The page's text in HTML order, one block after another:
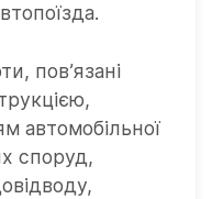
пов’язані
автомобільної
споруд,